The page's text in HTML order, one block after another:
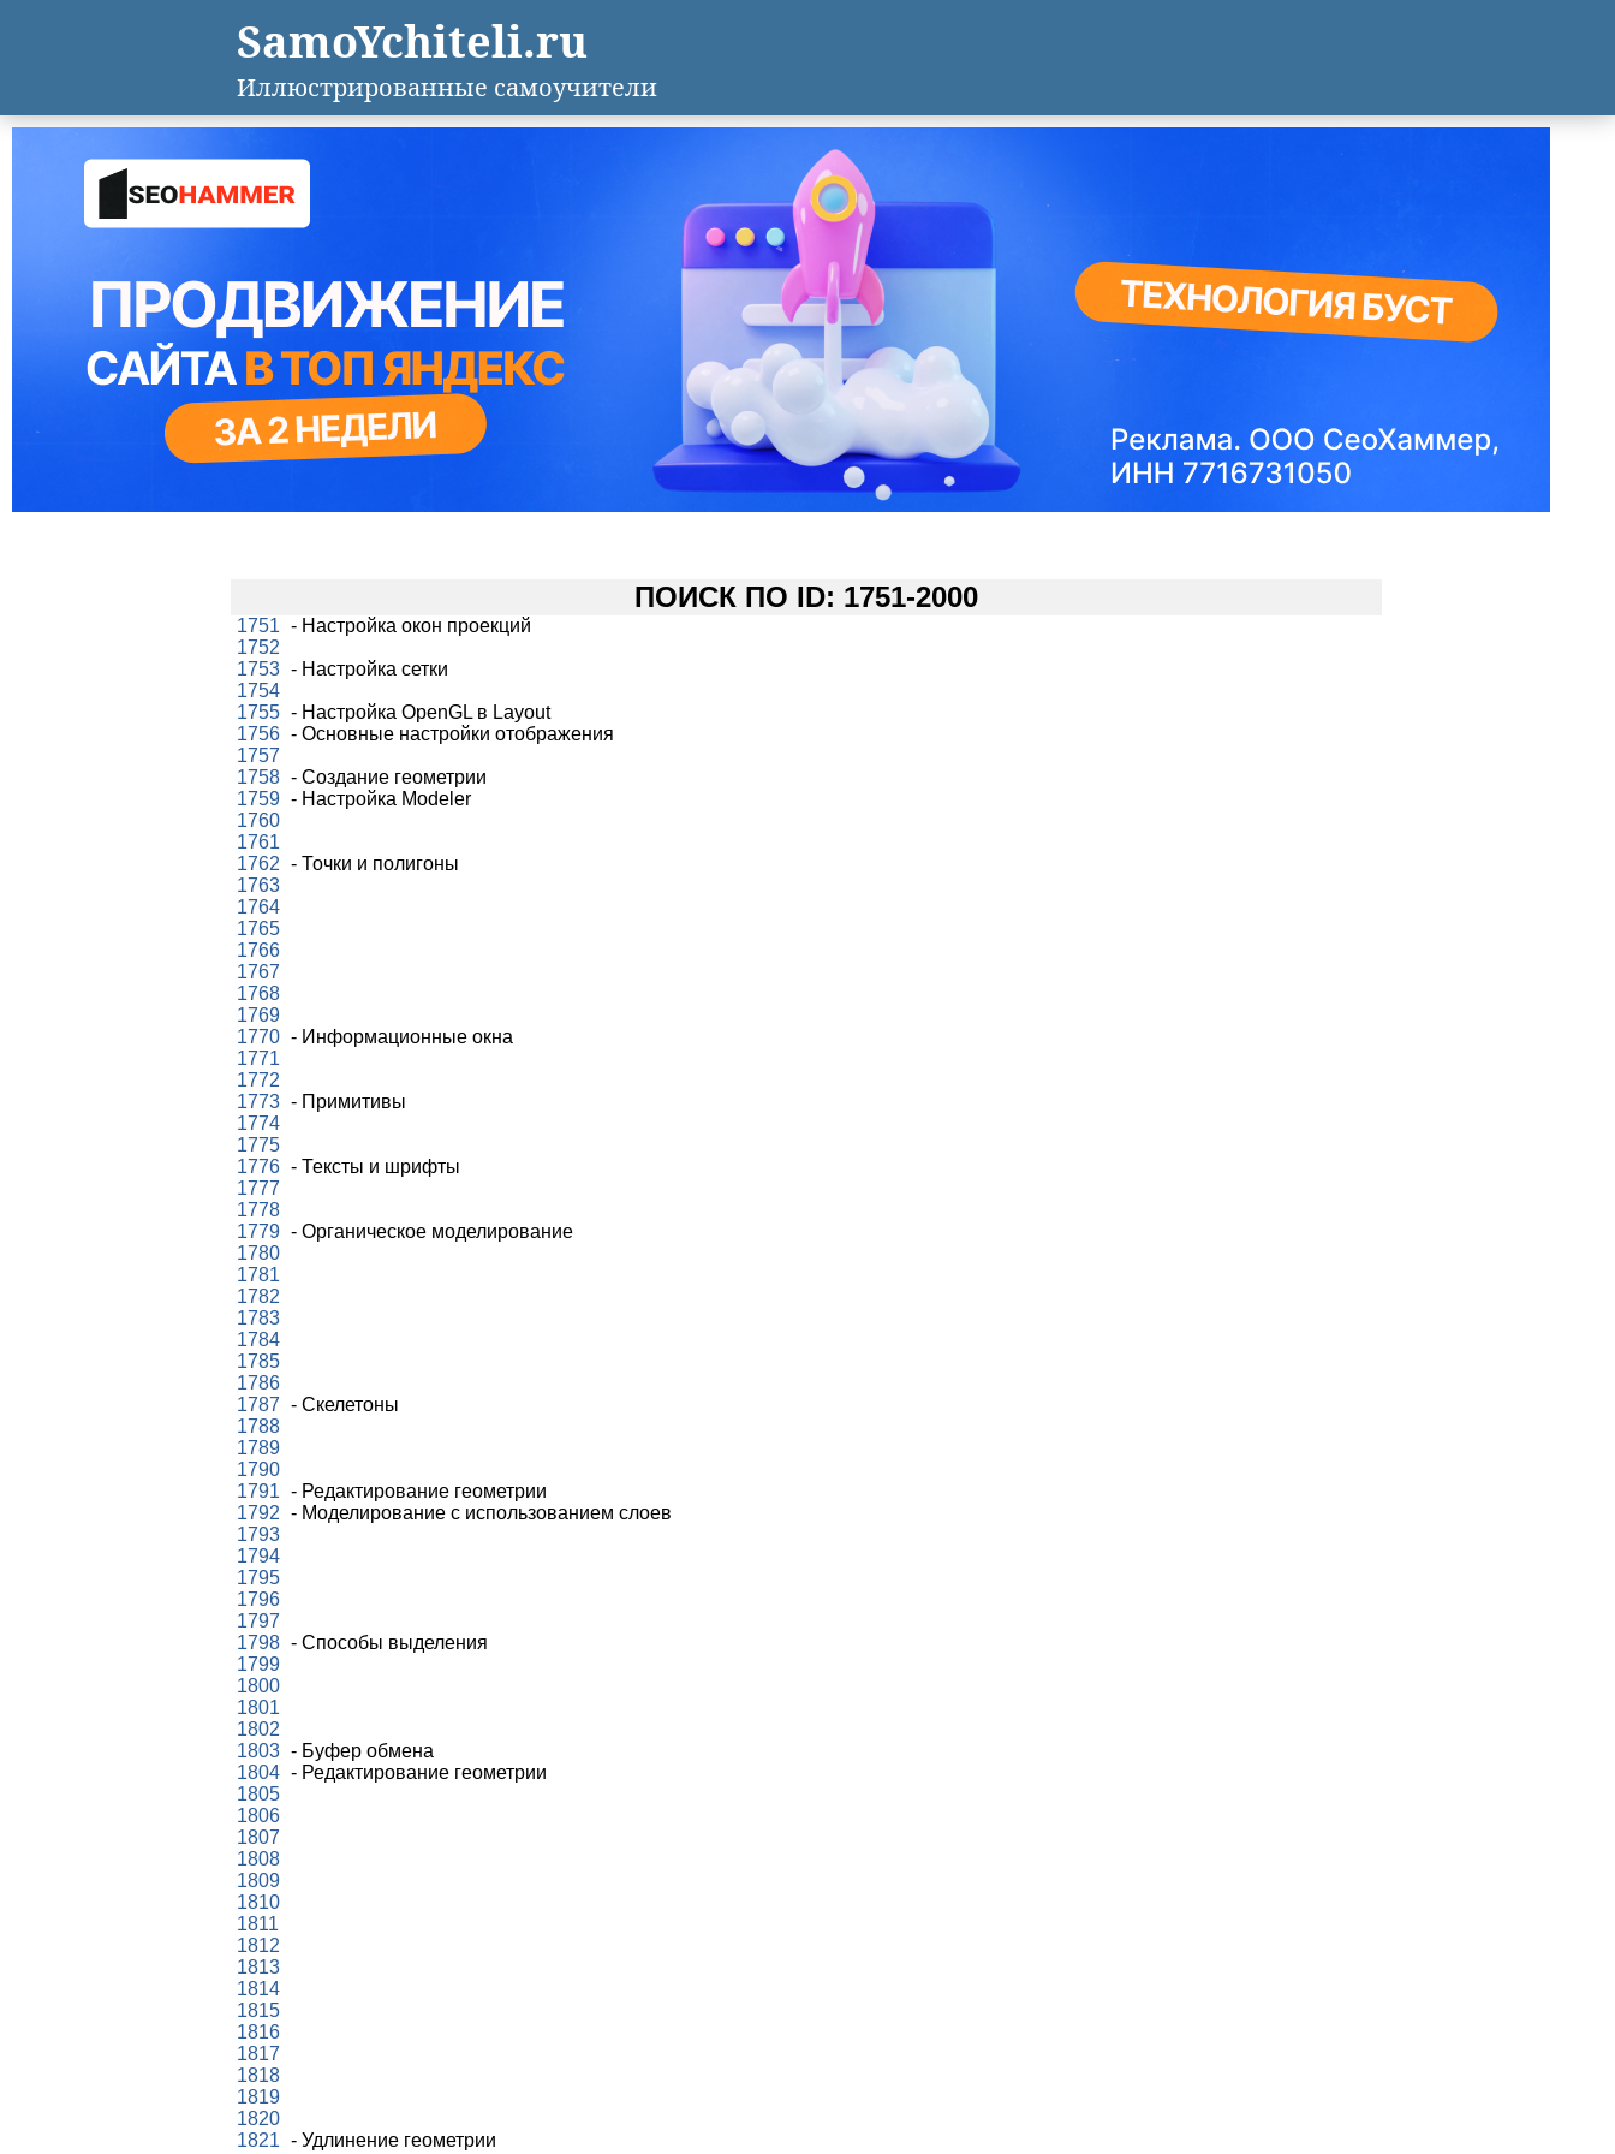
ПОИСК ПО ID: 1751-2000
1751 - Настройка окон проекций
1752
1753 - Настройка сетки
1754
1755 - Настройка OpenGL в Layout
1756 - Основные настройки отображения
1757
1758 - Создание геометрии
1759 - Настройка Modeler
1760
1761
1762 - Точки и полигоны
1763
1764
1765
1766
1767
1768
1769
1770 - Информационные окна
1771
1772
1773 - Примитивы
1774
1775
1776 - Тексты и шрифты
1777
1778
1779 - Органическое моделирование
1780
1781
1782
1783
1784
1785
1786
1787 - Скелетоны
1788
1789
1790
1791 - Редактирование геометрии
1792 - Моделирование с использованием слоев
1793
1794
1795
1796
1797
1798 - Способы выделения
1799
1800
1801
1802
1803 - Буфер обмена
1804 - Редактирование геометрии
1805
1806
1807
1808
1809
1810
1811
1812
1813
1814
1815
1816
1817
1818
1819
1820
1821 - Удлинение геометрии
SamoYchiteli.ru
Иллюстрированные самоучители